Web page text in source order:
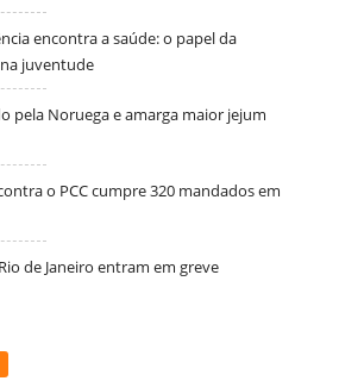
encontra a saúde: o papel da
juventude
pela Noruega e amarga maior jejum
o PCC cumpre 320 mandados em
de Janeiro entram em greve